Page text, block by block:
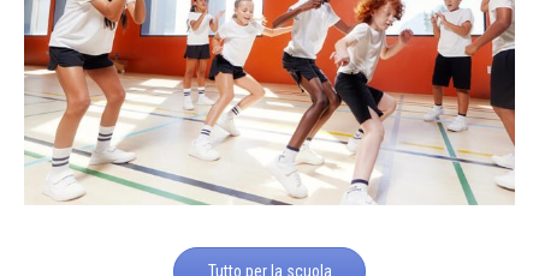
Tutto per la scuola